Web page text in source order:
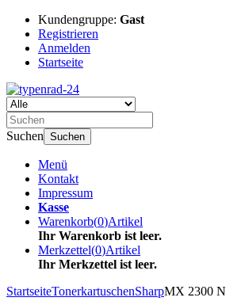
Kundengruppe: Gast
Registrieren
Anmelden
Startseite
Suchen Suchen
Menü
Kontakt
Impressum
Kasse
Warenkorb(0)Artikel
Ihr Warenkorb ist leer.
Merkzettel(0)Artikel
Ihr Merkzettel ist leer.
StartseiteTonerkartuschenSharpMX 2300 N